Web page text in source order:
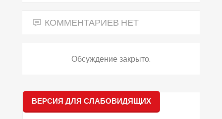
КОММЕНТАРИЕВ НЕТ
Обсуждение закрыто.
ВЕРСИЯ ДЛЯ СЛАБОВИДЯЩИХ